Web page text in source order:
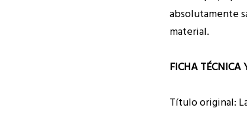
absolutamente
material.
FICHA TÉCNICA
Título original: